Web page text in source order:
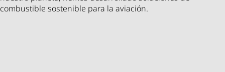
combustible sostenible para la aviación.